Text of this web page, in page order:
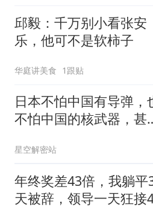
邱毅：千万别小看张安
乐，他可不是软柿子
华庭讲美食 1跟贴
日本不怕中国有导弹，
不怕中国的核武器，甚
星空解密站
年终奖差43倍，我躺平
天被辞，领导一天狂接